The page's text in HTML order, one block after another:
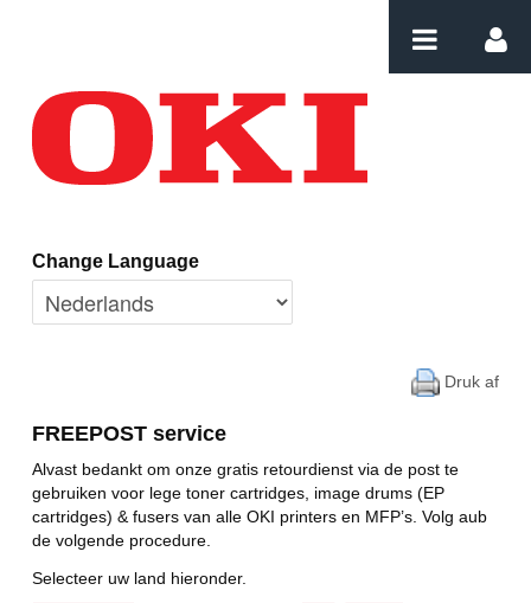
Change Language
Druk af
FREEPOST service
Alvast bedankt om onze gratis retourdienst via de post te
gebruiken voor lege toner cartridges, image drums (EP
cartridges) & fusers van alle OKI printers en MFP’s. Volg aub
de volgende procedure.
Selecteer uw land hieronder.